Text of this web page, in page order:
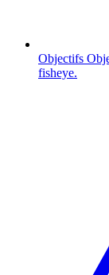
Objectifs
fisheye.